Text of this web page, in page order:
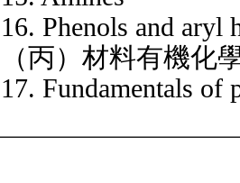
16. Phenols and aryl
（丙）材料有機化
17. Fundamentals of